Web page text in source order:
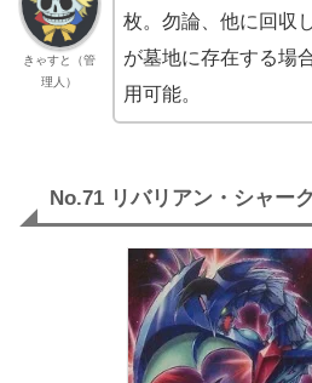
きゃすと（管
理人）
枚。勿論、他に回収
が墓地に存在する場
用可能。
No.71 リバリアン・シャーク